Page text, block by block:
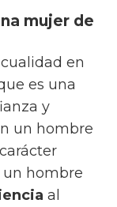
mujer de
en
es una
y
un hombre
un hombre
al